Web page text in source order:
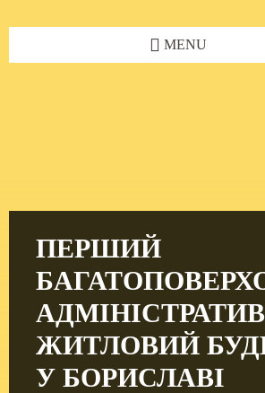
MENU
ПЕРШИЙ
ЖИТЛОВИЙ
У БОРИСЛАВІ